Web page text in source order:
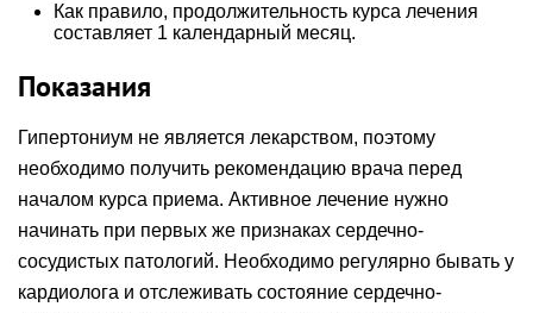
Как правило, продолжительность курса лечения
составляет 1 календарный месяц.
Показания
Гипертониум не является лекарством, поэтому
необходимо получить рекомендацию врача перед
началом курса приема. Активное лечение нужно
начинать при первых же признаках сердечно-
сосудистых патологий. Необходимо регулярно бывать у
кардиолога и отслеживать состояние сердечно-